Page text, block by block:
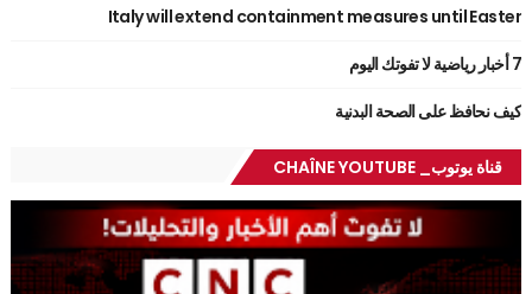
Italy will extend containment measures until Easter
7 أخبار رياضية لا تفوتك اليوم
كيف نحافظ على الصحة البدنية
قناة يوتوب_ CHAÎNE YOUTUBE